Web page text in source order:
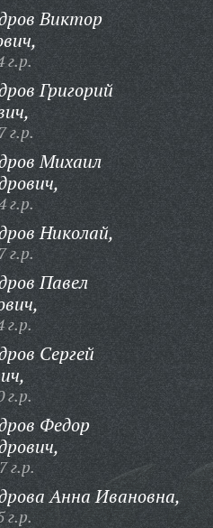
Виктор
г.р.
Григорий
г.р.
Михаил
г.р.
Николай,
г.р.
Павел
г.р.
Сергей
г.р.
Федор
г.р.
Анна Ивановна,
г.р.